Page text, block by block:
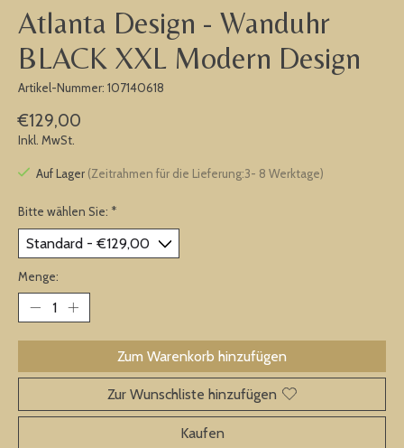
Atlanta Design - Wanduhr
BLACK XXL Modern Design
Artikel-Nummer: 107140618
€129,00
Inkl. MwSt.
Auf Lager (Zeitrahmen für die Lieferung:3- 8 Werktage)
Bitte wählen Sie: *
Menge:
Zum Warenkorb hinzufügen
Zur Wunschliste hinzufügen
Kaufen